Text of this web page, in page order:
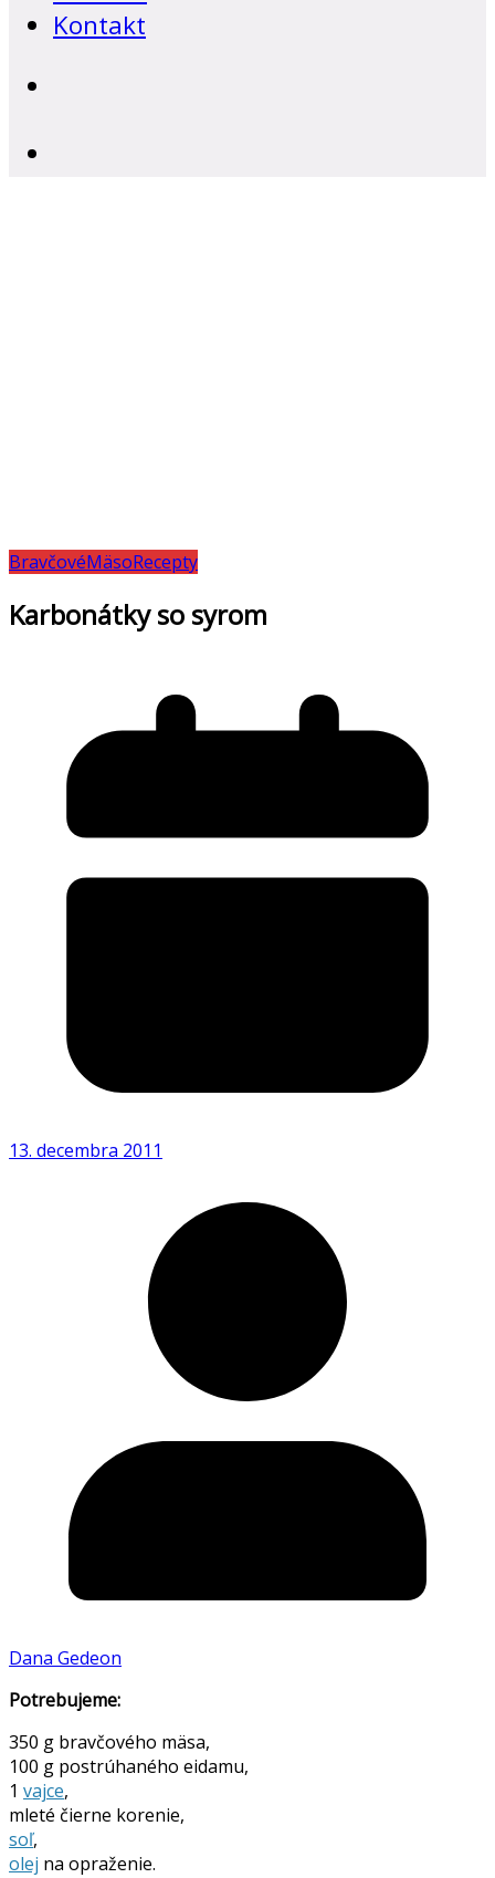
Kontakt
BravčovéMäsoRecepty
Karbonátky so syrom
13. decembra 2011
Dana Gedeon
Potrebujeme:
350 g bravčového mäsa,
100 g postrúhaného eidamu,
1 vajce,
mleté čierne korenie,
soľ,
olej na opraženie.